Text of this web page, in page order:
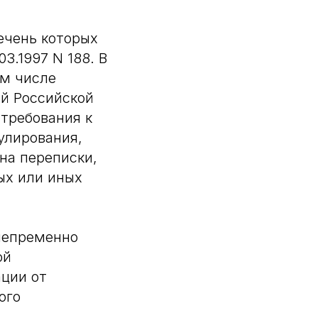
которых
N 188. В
числе
Российской
к
переписки,
или иных
от